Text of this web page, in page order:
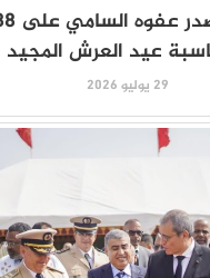
عيد العرش المجيد
29 يوليو 2026